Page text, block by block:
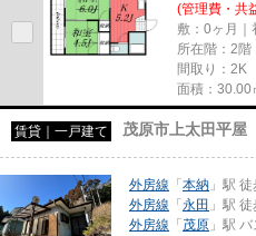
(管理費・共
敷：0ヶ月｜
所在階：2階
間取り：2K
面積：30.00
賃貸｜一戸建て 茂原市上太田平屋
外房線 「 本納 」駅
外房線 「 永田 」駅
外房線 「 茂原 」駅